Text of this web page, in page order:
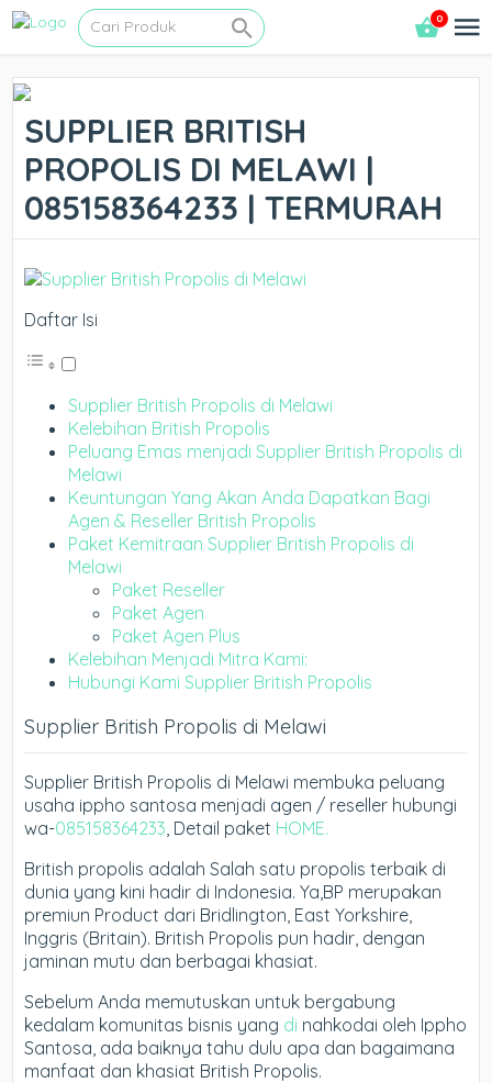
0
SUPPLIER BRITISH
PROPOLIS DI MELAWI |
085158364233 | TERMURAH
Daftar Isi
Supplier British Propolis di Melawi
Kelebihan British Propolis
Peluang Emas menjadi Supplier British Propolis di
Melawi
Keuntungan Yang Akan Anda Dapatkan Bagi
Agen & Reseller British Propolis
Paket Kemitraan Supplier British Propolis di
Melawi
Paket Reseller
Paket Agen
Paket Agen Plus
Kelebihan Menjadi Mitra Kami:
Hubungi Kami Supplier British Propolis
Supplier British Propolis di Melawi
Supplier British Propolis di Melawi membuka peluang
usaha ippho santosa menjadi agen / reseller hubungi
wa-085158364233, Detail paket HOME.
British propolis adalah Salah satu propolis terbaik di
dunia yang kini hadir di Indonesia. Ya,BP merupakan
premiun Product dari Bridlington, East Yorkshire,
Inggris (Britain). British Propolis pun hadir, dengan
jaminan mutu dan berbagai khasiat.
Sebelum Anda memutuskan untuk bergabung
kedalam komunitas bisnis yang di nahkodai oleh Ippho
Santosa, ada baiknya tahu dulu apa dan bagaimana
manfaat dan khasiat British Propolis.